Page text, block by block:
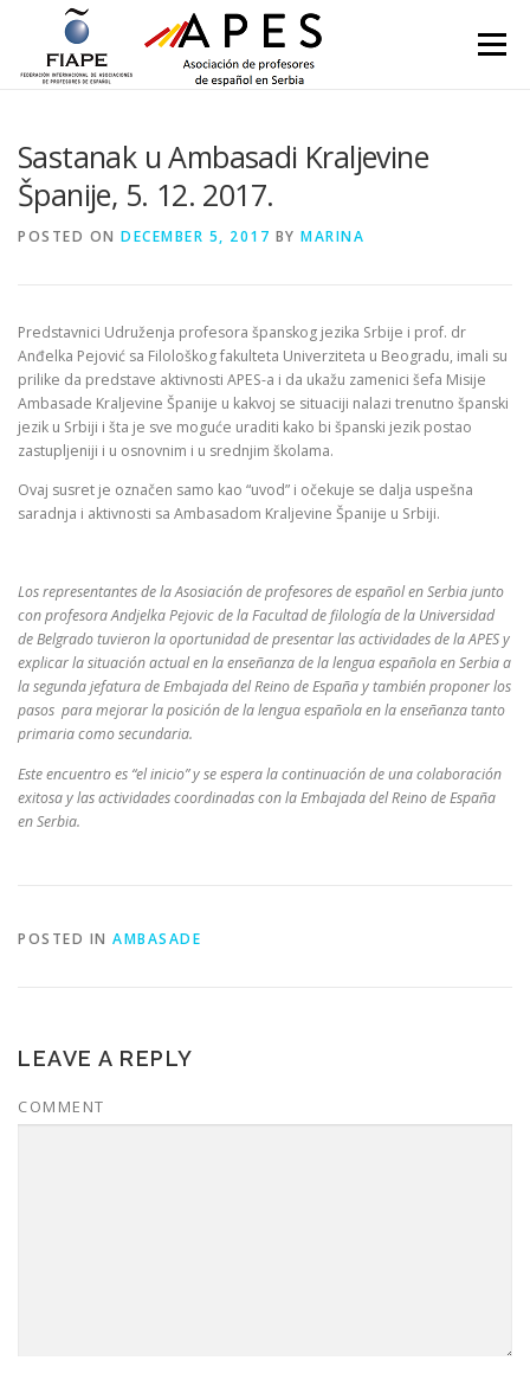
Skip to content
Menu
Sastanak u Ambasadi Kraljevine
Španije, 5. 12. 2017.
POSTED ON DECEMBER 5, 2017 BY MARINA
Predstavnici Udruženja profesora španskog jezika Srbije i prof. dr
Anđelka Pejović sa Filološkog fakulteta Univerziteta u Beogradu, imali su
prilike da predstave aktivnosti APES-a i da ukažu zamenici šefa Misije
Ambasade Kraljevine Španije u kakvoj se situaciji nalazi trenutno španski
jezik u Srbiji i šta je sve moguće uraditi kako bi španski jezik postao
zastupljeniji i u osnovnim i u srednjim školama.
Ovaj susret je označen samo kao “uvod” i očekuje se dalja uspešna
saradnja i aktivnosti sa Ambasadom Kraljevine Španije u Srbiji.
Los representantes de la Asosiación de profesores de español en Serbia junto
con profesora Andjelka Pejovic de la Facultad de filología de la Universidad
de Belgrado tuvieron la oportunidad de presentar las actividades de la APES y
explicar la situación actual en la enseñanza de la lengua española en Serbia a
la segunda jefatura de Embajada del Reino de España y también proponer los
pasos para mejorar la posición de la lengua española en la enseñanza tanto
primaria como secundaria.
Este encuentro es “el inicio” y se espera la continuación de una colaboración
exitosa y las actividades coordinadas con la Embajada del Reino de España
en Serbia.
POSTED IN AMBASADE
LEAVE A REPLY
COMMENT